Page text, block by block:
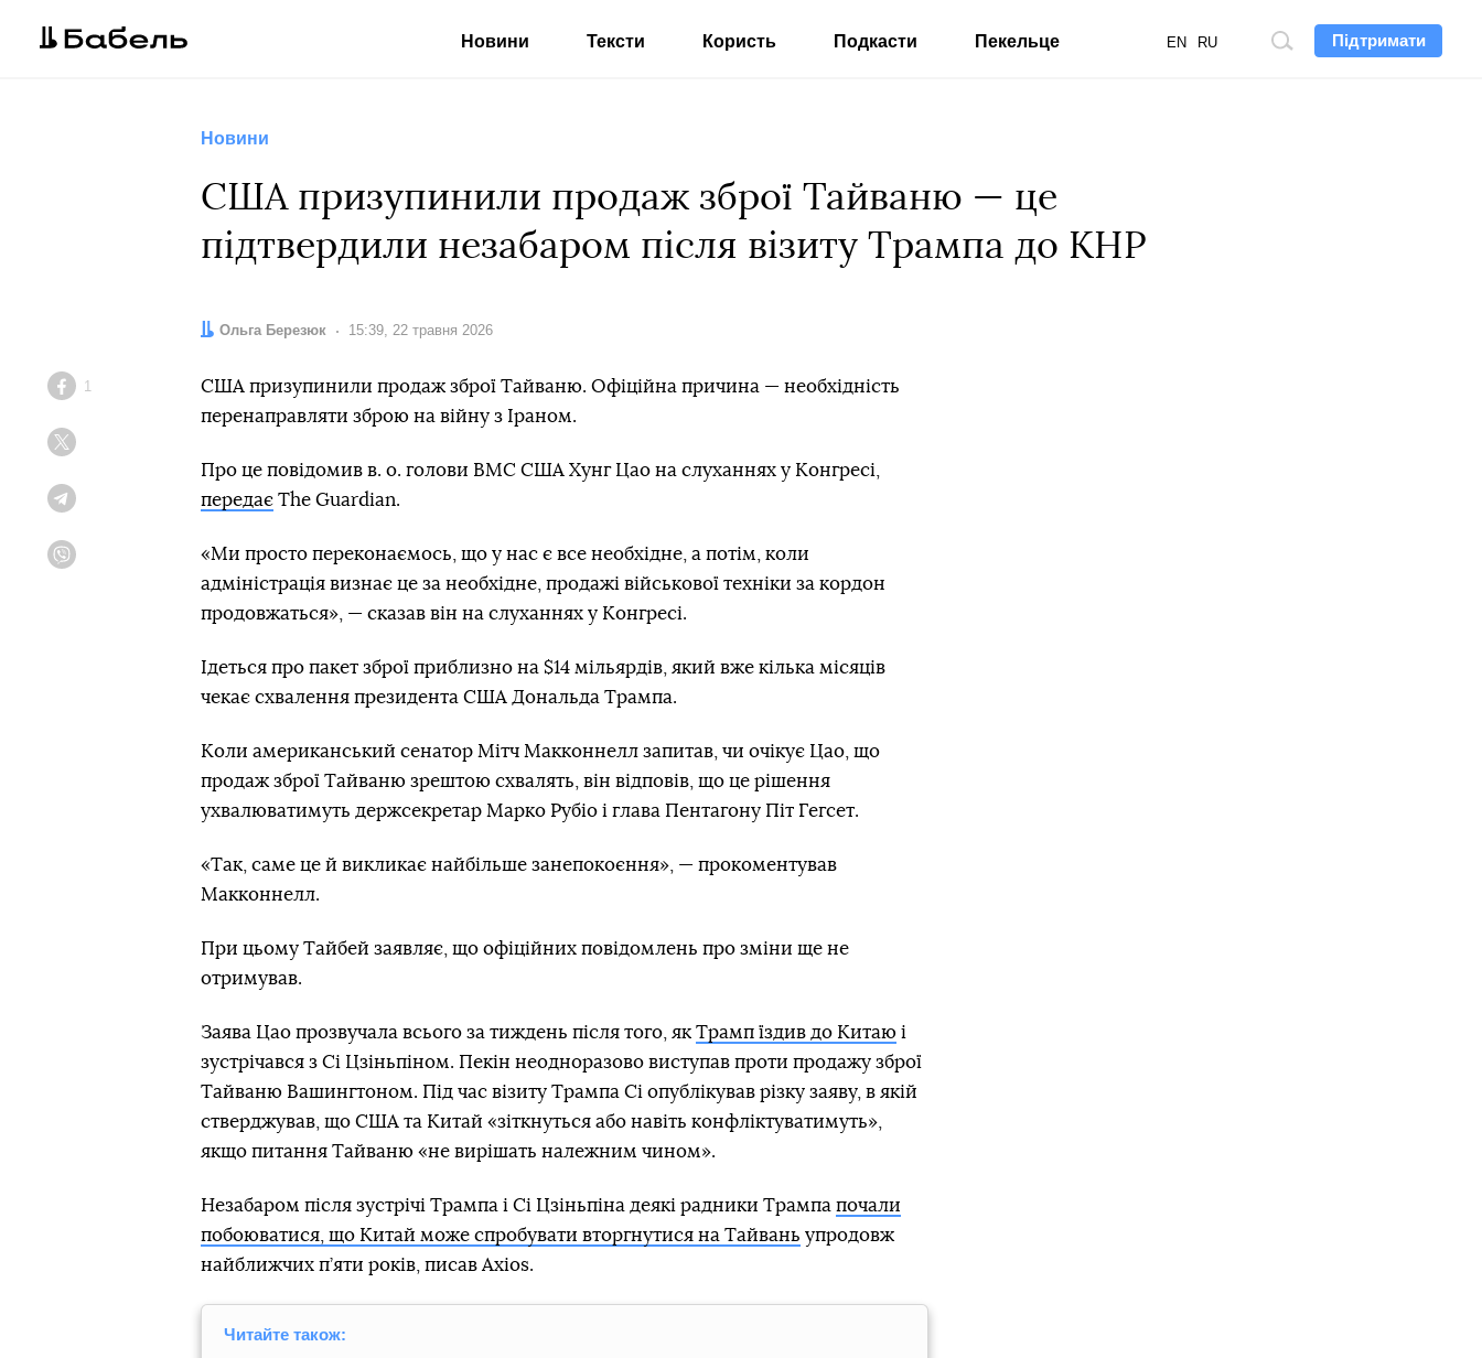
Підтримати
Пошук
EN RU
Новини Тексти Користь Подкасти Пекельце
Новини
США призупинили продаж зброї Тайваню — це
підтвердили незабаром після візиту Трампа до КНР
Автор:
Ольга Березюк Дата:
15:39, 22 травня 2026
Facebook
1
США призупинили продаж зброї Тайваню. Офіційна причина — необхідність
перенаправляти зброю на війну з Іраном.
Про це повідомив в. о. голови ВМС США Хунг Цао на слуханнях у Конгресі,
передає The Guardian.
«Ми просто переконаємось, що у нас є все необхідне, а потім, коли
адміністрація визнає це за необхідне, продажі військової техніки за кордон
продовжаться», — сказав він на слуханнях у Конгресі.
Ідеться про пакет зброї приблизно на $14 мільярдів, який вже кілька місяців
чекає схвалення президента США Дональда Трампа.
Коли американський сенатор Мітч Макконнелл запитав, чи очікує Цао, що
продаж зброї Тайваню зрештою схвалять, він відповів, що це рішення
ухвалюватимуть держсекретар Марко Рубіо і глава Пентагону Піт Гегсет.
«Так, саме це й викликає найбільше занепокоєння», — прокоментував
Макконнелл.
При цьому Тайбей заявляє, що офіційних повідомлень про зміни ще не
отримував.
Заява Цао прозвучала всього за тиждень після того, як Трамп їздив до Китаю і
зустрічався з Сі Цзіньпіном. Пекін неодноразово виступав проти продажу зброї
Тайваню Вашингтоном. Під час візиту Трампа Сі опублікував різку заяву, в якій
стверджував, що США та Китай «зіткнуться або навіть конфліктуватимуть»,
якщо питання Тайваню «не вирішать належним чином».
Незабаром після зустрічі Трампа і Сі Цзіньпіна деякі радники Трампа почали
побоюватися, що Китай може спробувати вторгнутися на Тайвань упродовж
найближчих п’яти років, писав Axios.
Читайте також: